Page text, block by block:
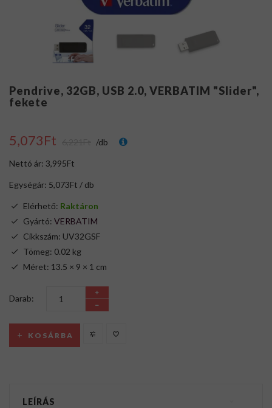
Pendrive, 32GB, USB 2.0, VERBATIM "Slider",
fekete
5,073Ft /db
Nettó ár: 3,995Ft
Egységár: 5,073Ft / db
Elérhető: Raktáron
Gyártó: VERBATIM
Cikkszám: UV32GSF
Tömeg: 0.02 kg
Méret: 13.5 × 9 × 1 cm
Darab:
KOSÁRBA
LEÍRÁS